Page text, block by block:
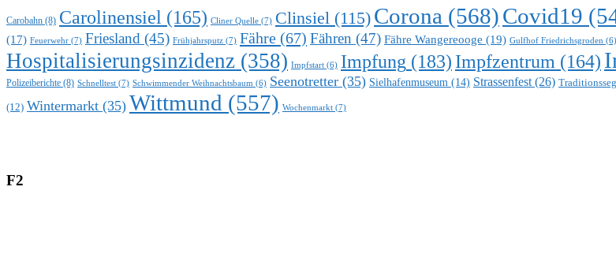
Carobahn (8) Carolinensiel (165) Cliner Quelle (7) Clinsiel (115) Corona (568)Covid19
(17) Feuerwehr (7) Friesland (45) Frühjahrsputz (7) Fähre (67) Fähren (47) Fähre Wangereooge (19) Gulfhof Friedrichsgroden (6)
Hospitalisierungsinzidenz (358) Impfstart (6) Impfung (183) Impfzentrum (164)
Polizeiberichte (8) Schnelltest (7) Schwimmender Weihnachtsbaum (6) Seenotretter (35) Sielhafenmuseum (14) Strassenfest(26)
(12) Wintermarkt (35) Wittmund (557) Wochenmarkt (7)
F2